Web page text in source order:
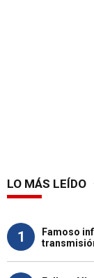
LO MÁS LEÍDO
1
Famoso